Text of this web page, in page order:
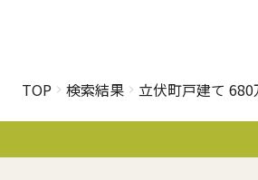
TOP 検索結果 立伏町戸建て 680